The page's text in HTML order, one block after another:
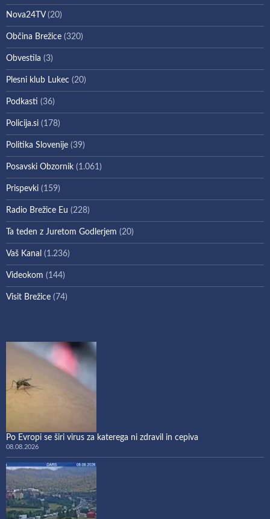
Nova24TV(20)
Občina Brežice (320)
Obvestila (3)
Plesni klub Lukec (20)
Podkasti (36)
Policija.si (178)
Politika Slovenije (39)
Posavski Obzornik (1.061)
Prispevki (159)
Radio Brežice Eu (228)
Ta teden z Juretom Godlerjem (20)
Vaš Kanal (1.236)
Videokom (144)
Visit Brežice (74)
Po Evropi se širi virus za katerega ni zdravil in cepiva
08.08.2026